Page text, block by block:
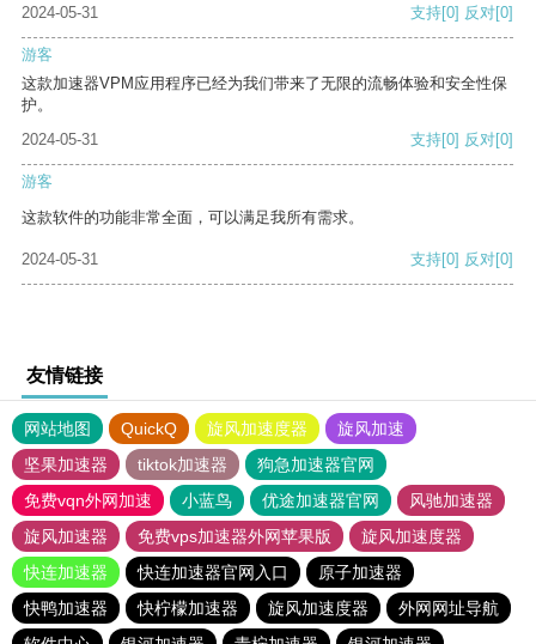
2024-05-31 支持[0] 反对[0]
游客
这款加速器VPM应用程序已经为我们带来了无限的流畅体验和安全性保
护。
2024-05-31
支持[0] 反对[0]
游客
这款软件的功能非常全面，可以满足我所有需求。
2024-05-31 支持[0] 反对[0]
友情链接
网站地图 QuickQ 旋风加速度器
旋风加速
坚果加速器
tiktok加速器
狗急加速器官网
免费vqn外网加速
小蓝鸟 优途加速器官网
风驰加速器
旋风加速器
免费vps加速器外网苹果版
旋风加速度器
快连加速器
快连加速器官网入口
原子加速器
快鸭加速器
快柠檬加速器 旋风加速度器
外网网址导航